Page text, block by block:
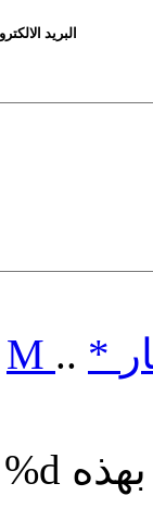
البريد
M .. *
%d